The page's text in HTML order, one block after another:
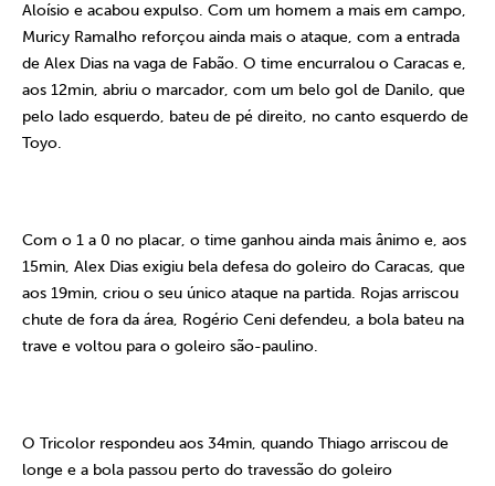
Aloísio e acabou expulso. Com um homem a mais em campo,
Muricy Ramalho reforçou ainda mais o ataque, com a entrada
de Alex Dias na vaga de Fabão. O time encurralou o Caracas e,
aos 12min, abriu o marcador, com um belo gol de Danilo, que
pelo lado esquerdo, bateu de pé direito, no canto esquerdo de
Toyo.
Com o 1 a 0 no placar, o time ganhou ainda mais ânimo e, aos
15min, Alex Dias exigiu bela defesa do goleiro do Caracas, que
aos 19min, criou o seu único ataque na partida. Rojas arriscou
chute de fora da área, Rogério Ceni defendeu, a bola bateu na
trave e voltou para o goleiro são-paulino.
O Tricolor respondeu aos 34min, quando Thiago arriscou de
longe e a bola passou perto do travessão do goleiro